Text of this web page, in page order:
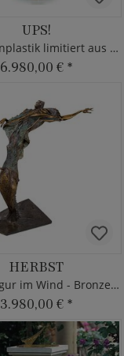
UPS!
Menschenplastik limitiert aus Bronze - kopflos
6.980,00 € *
HERBST
Menschfigur im Wind - Bronze Statue
3.980,00 € *